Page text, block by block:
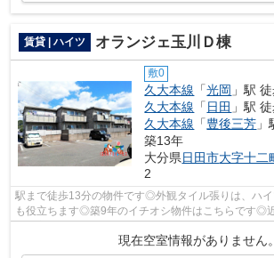
賃貸 | ハイツ オランジェ玉川Ｄ棟
敷0
久大本線 「光岡 」駅
久大本線 「 日田 」駅
久大本線 「豊後三芳
築13年
大分県日田市大字十二
2
駅まで徒歩13分の物件です◎外観タイル張りは、ハ
も役立ちます◎築9年のイチオシ物件はこちらです◎
現在空室情報がありません。